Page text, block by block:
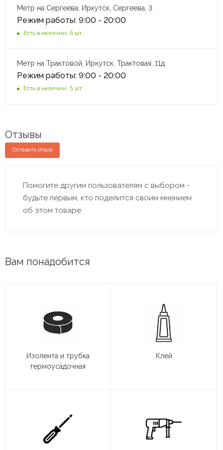
Метр на Сергеева, Иркутск, Сергеева, 3
Режим работы: 9:00 - 20:00
Есть в наличии: 5 шт
Метр на Трактовой, Иркутск, Трактовая, 11д
Режим работы: 9:00 - 20:00
Есть в наличии: 5 шт
Отзывы
Оставить отзыв
Помогите другим пользователям с выбором -
будьте первым, кто поделится своим мнением
об этом товаре
Вам понадобится
Изолента и трубка
термоусадочная
Клей